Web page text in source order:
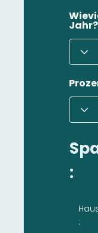
Jahr?
:
: